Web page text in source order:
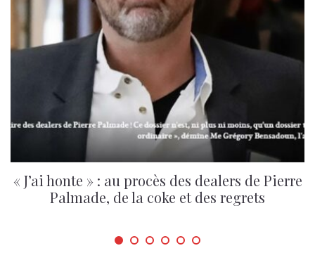
« J’ai honte » : au procès des dealers de Pierre
Palmade, de la coke et des regrets